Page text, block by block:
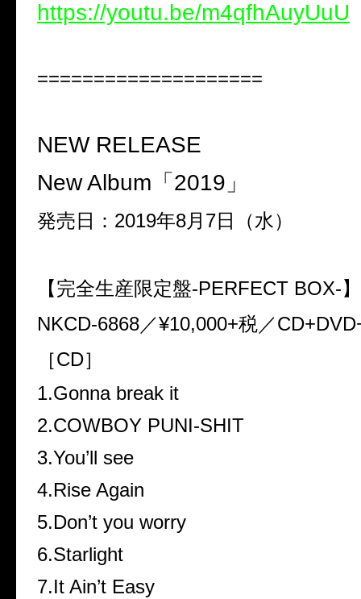
https://youtu.be/m4qfhAuyUuU
====================
NEW RELEASE
New Album 「 2019 」
発売日： 2019年8月 7日（水）
【完全生産限定盤-PERFECT BOX-】
NKCD-6868／¥10,000+税／
［CD］
1.Gonna break it
2.COWBOY PUNI-SHIT
3.You’ll see
4.Rise Again
5.Don’t you worry
6.Starlight
7.It Ain’t Easy